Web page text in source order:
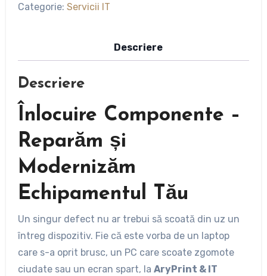
Categorie: Servicii IT
Descriere
Descriere
Înlocuire Componente –
Reparăm și
Modernizăm
Echipamentul Tău
Un singur defect nu ar trebui să scoată din uz un
întreg dispozitiv. Fie că este vorba de un laptop
care s-a oprit brusc, un PC care scoate zgomote
ciudate sau un ecran spart, la AryPrint & IT